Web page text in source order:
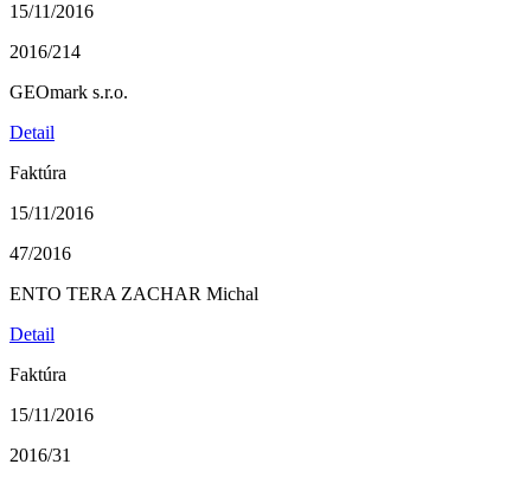
15/11/2016
2016/214
GEOmark s.r.o.
Detail
Faktúra
15/11/2016
47/2016
ENTO TERA ZACHAR Michal
Detail
Faktúra
15/11/2016
2016/31